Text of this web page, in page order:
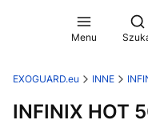
Menu
EXOGUARD.eu INNE
INFINIX HOT